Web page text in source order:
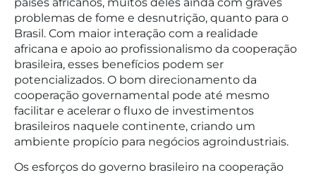
problemas de fome e desnutrição, quanto para o
Brasil. Com maior interação com a realidade
africana e apoio ao profissionalismo da cooperação
brasileira, esses benefícios podem ser
potencializados. O bom direcionamento da
cooperação governamental pode até mesmo
facilitar e acelerar o fluxo de investimentos
brasileiros naquele continente, criando um
ambiente propício para negócios agroindustriais.
Os esforços do governo brasileiro na cooperação